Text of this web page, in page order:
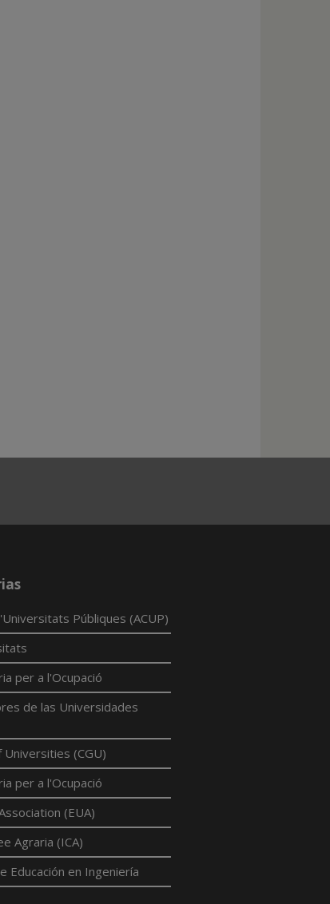
Públiques (ACUP)
per a l'Ocupació
de las Universidades
(CGU)
per a l'Ocupació
(EUA)
Agraria (ICA)
Educación en Ingeniería